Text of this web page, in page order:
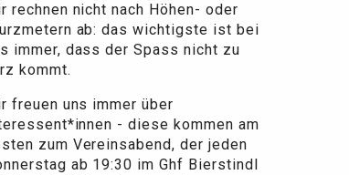
rechnen nicht nach Höhen- oder
ab: das wichtigste ist bei
immer, dass der Spass nicht zu
kommt.
freuen uns immer über
- diese kommen am
zum Vereinsabend, der jeden
ab 19:30 im Ghf Bierstindl